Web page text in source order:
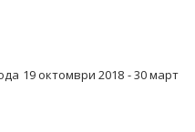
19 октомври 2018 - 30 март